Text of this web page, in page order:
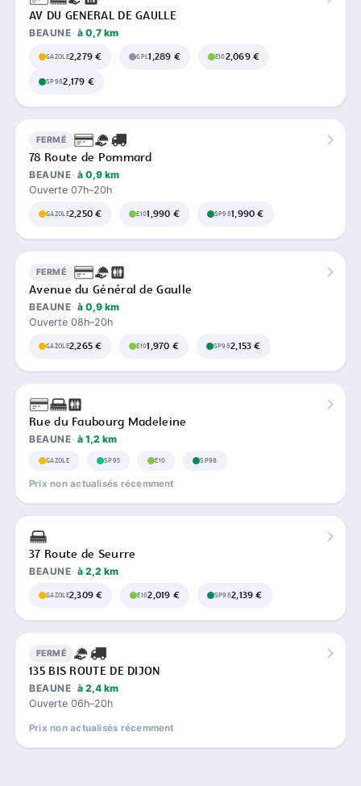
AV DU GENERAL DE GAULLE
BEAUNE à 0,7 km
GAZOLE2,279 € GPL1,289 € E102,069 €
SP982,179 €
FERMÉ
78 Route de Pommard
BEAUNE à 0,9 km
Ouverte 07h–20h
GAZOLE2,250 € E101,990 € SP981,990 €
FERMÉ
Avenue du Général de Gaulle
BEAUNE à 0,9 km
Ouverte 08h–20h
GAZOLE2,265 € E101,970 € SP982,153 €
Rue du Faubourg Madeleine
BEAUNE à 1,2 km
GAZOLE SP95 E10 SP98
Prix non actualisés récemment
37 Route de Seurre
BEAUNE à 2,2 km
GAZOLE2,309 € E102,019 € SP982,139 €
FERMÉ
135 BIS ROUTE DE DIJON
BEAUNE à 2,4 km
Ouverte 06h–20h
Prix non actualisés récemment